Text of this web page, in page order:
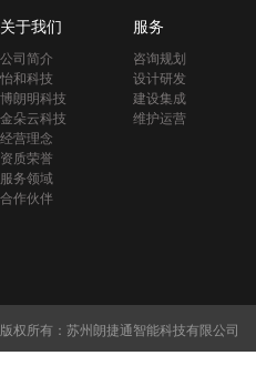
关于我们
公司简介
怡和科技
博朗明科技
金朵云科技
经营理念
资质荣誉
服务领域
合作伙伴
服务
咨询规划
设计研发
建设集成
维护运营
版权所有：苏州朗捷通智能科技有限公司